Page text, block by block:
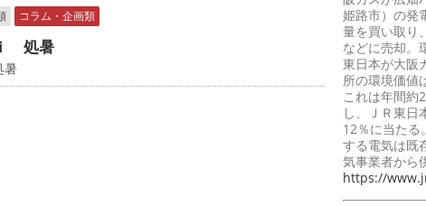
コラム・企画類
処暑
暑
姫路市）の発
量を買い取り
などに売却。
東日本が大阪
所の環境価値
これは年間約
し、ＪＲ東日
12％に当たる
する電気は既
気事業者から
https://